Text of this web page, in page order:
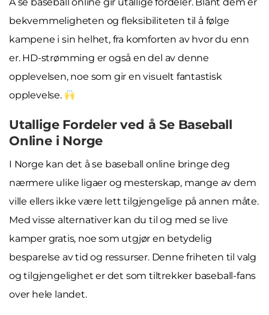
bekvemmeligheten og fleksibiliteten til å følge
kampene i sin helhet, fra komforten av hvor du enn
er. HD-strømming er også en del av denne
opplevelsen, noe som gir en visuelt fantastisk
opplevelse.
Utallige Fordeler ved å Se Baseball
Online i Norge
I Norge kan det å se baseball online bringe deg
nærmere ulike ligaer og mesterskap, mange av dem
ville ellers ikke være lett tilgjengelige på annen måte.
Med visse alternativer kan du til og med se live
kamper gratis, noe som utgjør en betydelig
besparelse av tid og ressurser. Denne friheten til valg
og tilgjengelighet er det som tiltrekker baseball-fans
over hele landet.